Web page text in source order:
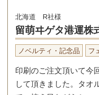
北海道 R社様
留萌ヰゲタ港運株
ノベルティ・記念品 フ
印刷のご注文頂いて今
して頂きました。タオ